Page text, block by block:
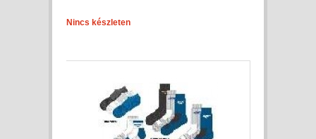
Nincs készleten